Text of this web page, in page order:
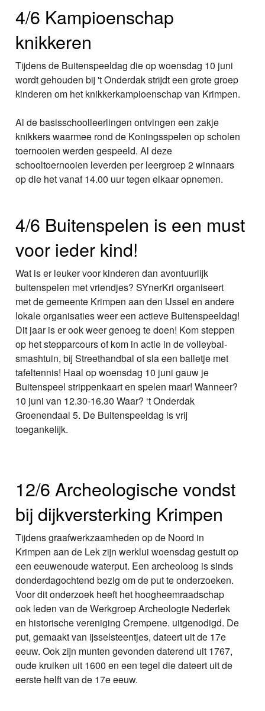
4/6 Kampioenschap
knikkeren
Tijdens de Buitenspeeldag die op woensdag 10 juni
wordt gehouden bij 't Onderdak strijdt een grote groep
kinderen om het knikkerkampioenschap van Krimpen.
Al de basisschoolleerlingen ontvingen een zakje
knikkers waarmee rond de Koningsspelen op scholen
toernooien werden gespeeld. Al deze
schooltoernooien leverden per leergroep 2 winnaars
op die het vanaf 14.00 uur tegen elkaar opnemen.
4/6 Buitenspelen is een must
voor ieder kind!
Wat is er leuker voor kinderen dan avontuurlijk
buitenspelen met vriendjes? SYnerKri organiseert
met de gemeente Krimpen aan den IJssel en andere
lokale organisaties weer een actieve Buitenspeeldag!
Dit jaar is er ook weer genoeg te doen! Kom steppen
op het stepparcours of kom in actie in de volleybal-
smashtuin, bij Streethandbal of sla een balletje met
tafeltennis! Haal op woensdag 10 juni gauw je
Buitenspeel strippenkaart en spelen maar! Wanneer?
10 juni van 12.30-16.30 Waar? ‘t Onderdak
Groenendaal 5. De Buitenspeeldag is vrij
toegankelijk.
12/6 Archeologische vondst
bij dijkversterking Krimpen
Tijdens graafwerkzaamheden op de Noord in
Krimpen aan de Lek zijn werklui woensdag gestuit op
een eeuwenoude waterput. Een archeoloog is sinds
donderdagochtend bezig om de put te onderzoeken.
Voor dit onderzoek heeft het hoogheemraadschap
ook leden van de Werkgroep Archeologie Nederlek
en historische vereniging Crempene. uitgenodigd. De
put, gemaakt van ijsselsteentjes, dateert uit de 17e
eeuw. Ook zijn munten gevonden daterend uit 1767,
oude kruiken uit 1600 en een tegel die dateert uit de
eerste helft van de 17e eeuw.